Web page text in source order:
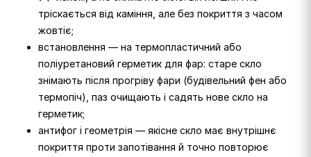
тріскається від каміння, але без покриття з часом
жовтіє;
встановлення — на термопластичний або
поліуретановий герметик для фар: старе скло
знімають після прогріву фари (будівельний фен або
термопіч), паз очищають і садять нове скло на
герметик;
антифог і геометрія — якісне скло має внутрішнє
покриття проти запотівання й точно повторює